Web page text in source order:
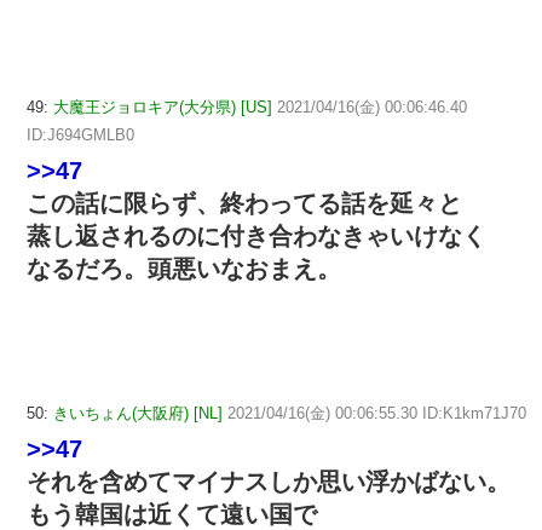
49: 大魔王ジョロキア(大分県) [US] 2021/04/16(金) 00:06:46.40
ID:J694GMLB0
>>47
この話に限らず、終わってる話を延々と
蒸し返されるのに付き合わなきゃいけなく
なるだろ。頭悪いなおまえ。
50: きいちょん(大阪府) [NL] 2021/04/16(金) 00:06:55.30 ID:K1km71J70
>>47
それを含めてマイナスしか思い浮かばない。
もう韓国は近くて遠い国で